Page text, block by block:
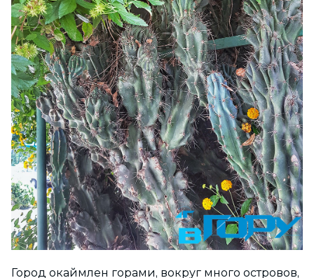
Город окаймлен горами, вокруг много островов,